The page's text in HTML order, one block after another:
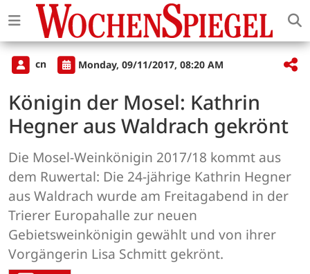
cn Monday, 09/11/2017, 08:20 AM
Königin der Mosel: Kathrin
Hegner aus Waldrach gekrönt
Die Mosel-Weinkönigin 2017/18 kommt aus
dem Ruwertal: Die 24-jährige Kathrin Hegner
aus Waldrach wurde am Freitagabend in der
Trierer Europahalle zur neuen
Gebietsweinkönigin gewählt und von ihrer
Vorgängerin Lisa Schmitt gekrönt.